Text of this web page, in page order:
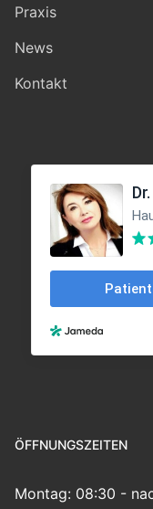
Praxis
News
Kontakt
ÖFFNUNGSZEITEN
Montag: 08:30 -